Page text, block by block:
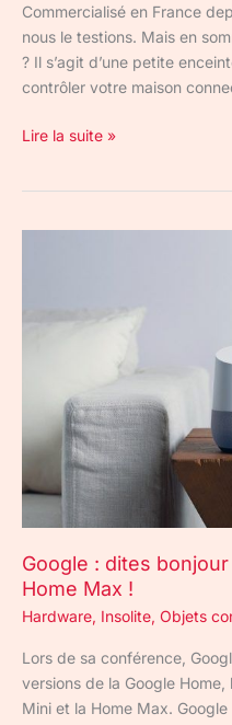
Commercialisé en France
nous le testions. Mais en
? Il s’agit d’une petite
contrôler votre maison
Lire la suite »
Google : dites
Home Max !
Hardware, Insolite, Objets
Lors de sa conférence,
versions de la Google Home,
Mini et la Home Max.
et
Max